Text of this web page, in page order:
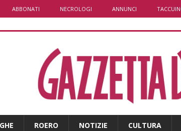
ABBONATI NECROLOGI ANNUNCI
ROERO NOTIZIE CULTURA